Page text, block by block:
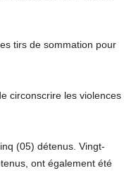
tirs de sommation pour
circonscrire les violences
(05) détenus. Vingt-
ont également été